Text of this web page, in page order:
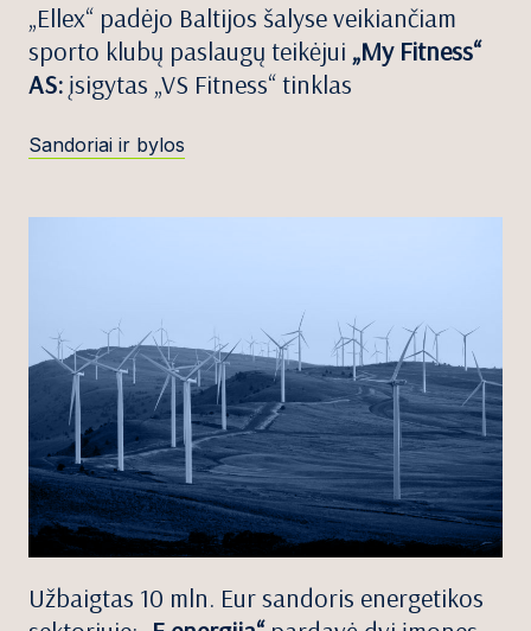
„Ellex“ padėjo Baltijos šalyse veikiančiam
sporto klubų paslaugų teikėjui „My Fitness“
AS: įsigytas „VS Fitness“ tinklas
Sandoriai ir bylos
Užbaigtas 10 mln. Eur sandoris energetikos